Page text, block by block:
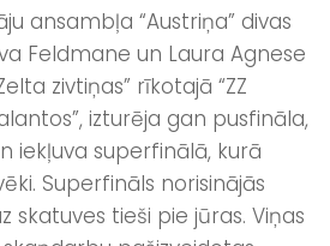
ansambļa “Austriņa” divas
Feldmane un Laura Agnese
zivtiņas” rīkotajā “ZZ
izturēja gan pusfināla,
iekļuva superfinālā, kurā
Superfināls norisinājās
skatuves tieši pie jūras. Viņas